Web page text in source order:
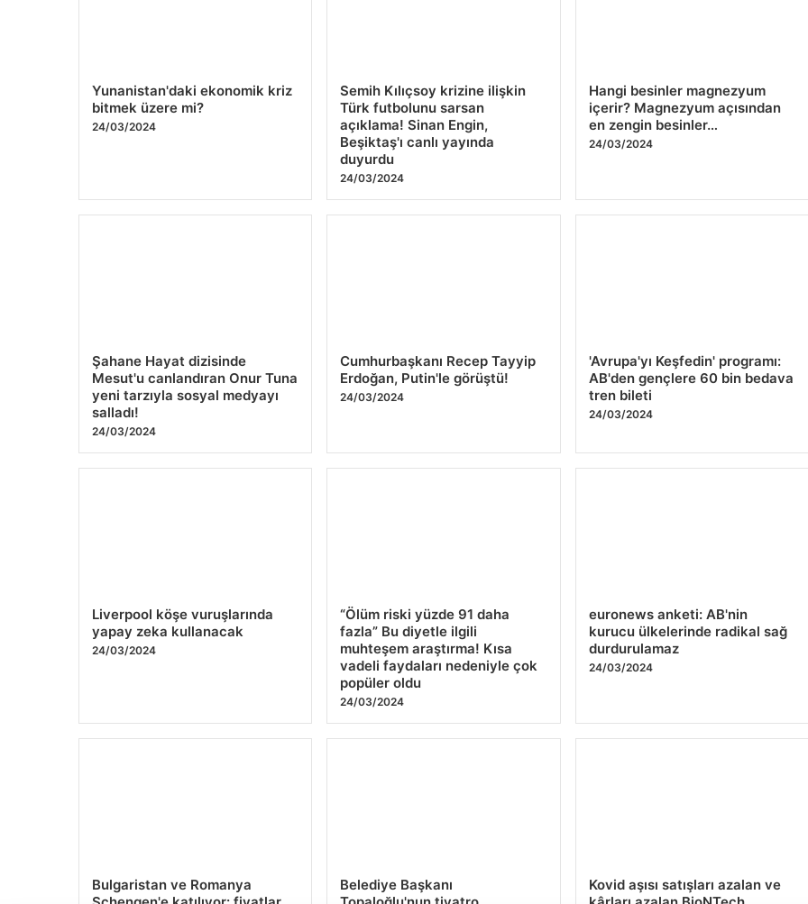
Yunanistan'daki ekonomik kriz
bitmek üzere mi?
24/03/2024
Semih Kılıçsoy krizine ilişkin
Türk futbolunu sarsan
açıklama! Sinan Engin,
Beşiktaş'ı canlı yayında
duyurdu
24/03/2024
Hangi besinler magnezyum
içerir? Magnezyum açısından
en zengin besinler…
24/03/2024
Şahane Hayat dizisinde
Mesut'u canlandıran Onur Tuna
yeni tarzıyla sosyal medyayı
salladı!
24/03/2024
Cumhurbaşkanı Recep Tayyip
Erdoğan, Putin'le görüştü!
24/03/2024
'Avrupa'yı Keşfedin' programı:
AB'den gençlere 60 bin bedava
tren bileti
24/03/2024
Liverpool köşe vuruşlarında
yapay zeka kullanacak
24/03/2024
“Ölüm riski yüzde 91 daha
fazla” Bu diyetle ilgili
muhteşem araştırma! Kısa
vadeli faydaları nedeniyle çok
popüler oldu
24/03/2024
euronews anketi: AB'nin
kurucu ülkelerinde radikal sağ
durdurulamaz
24/03/2024
Bulgaristan ve Romanya
Belediye Başkanı
Kovid aşısı satışları azalan ve